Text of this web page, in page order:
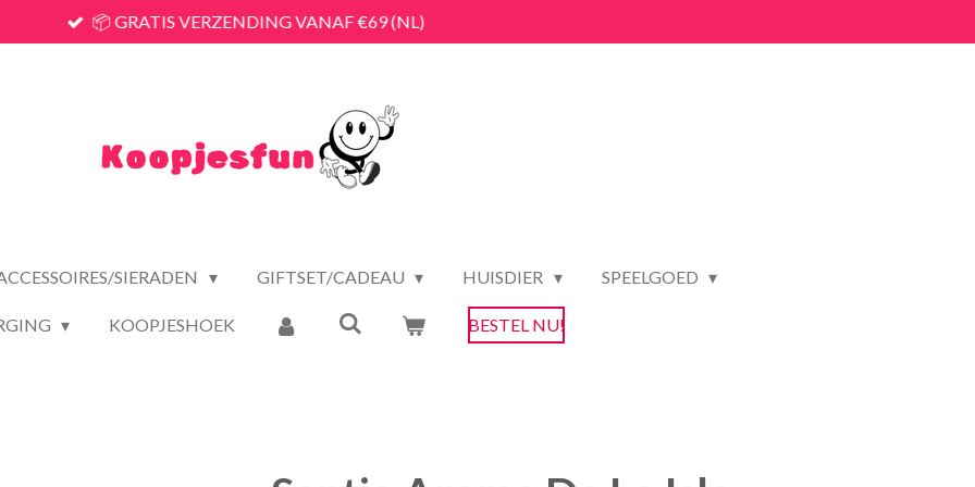
📦 GRATIS VERZENDING VANAF €69 (NL)
SIERADEN GIFTSET/CADEAU HUISDIER SPEELGOED
KOOPJESHOEK BESTEL NU!